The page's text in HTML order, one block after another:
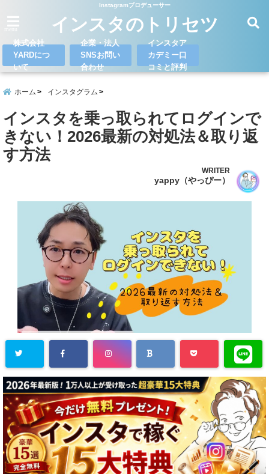
Instagramプロデューサー
インスタのトリセツ
株式会社
YARDにつ
いて
企業・法人
SNSお問い
合わせ
インスタア
カデミー口
コミと評判
ホーム インスタグラム
インスタを乗っ取られてログインで
きない！2026最新の対処法＆取り返
す方法
WRITER
yappy（やっぴー）